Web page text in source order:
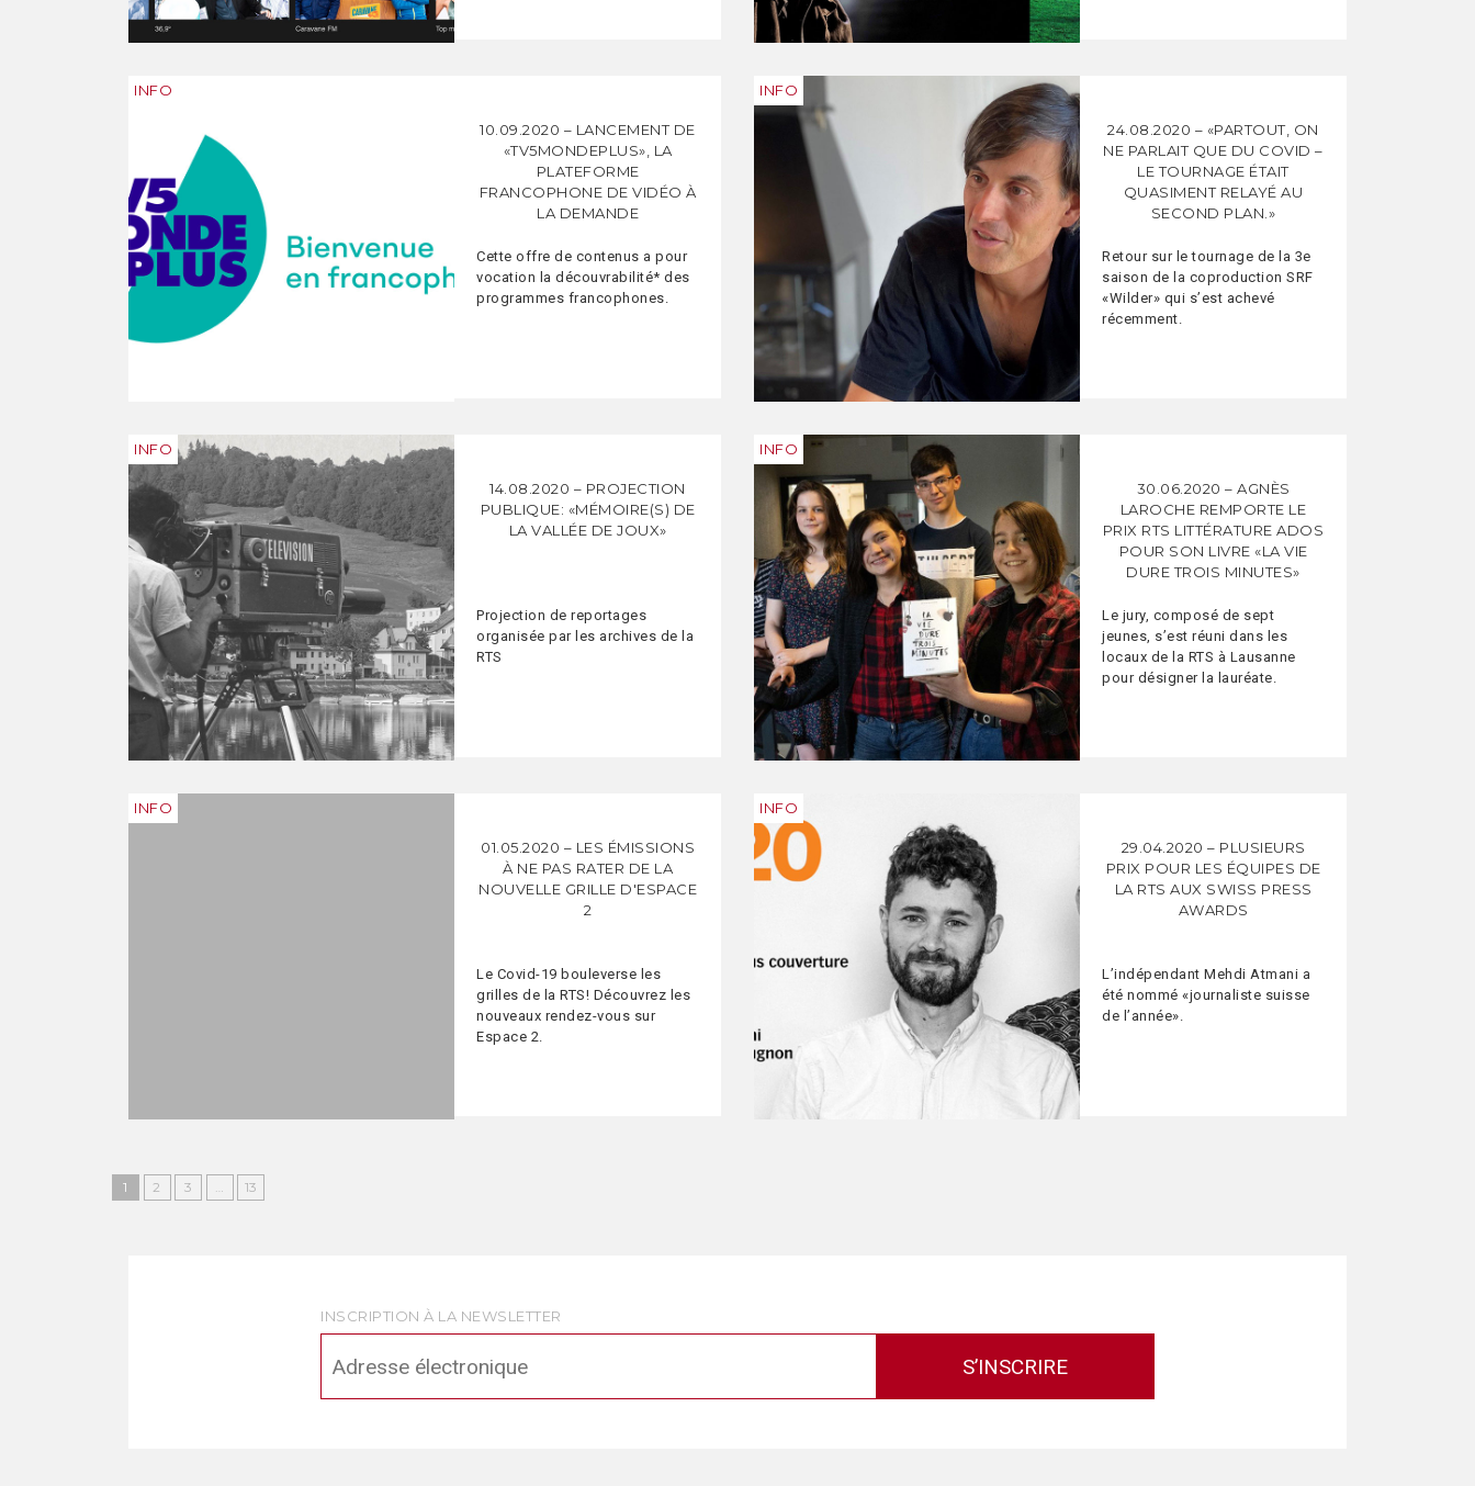
INFO
10.09.2020 – LANCEMENT DE
«TV5MONDEPLUS», LA
PLATEFORME
FRANCOPHONE DE VIDÉO À
LA DEMANDE
Cette offre de contenus a pour
vocation la découvrabilité* des
programmes francophones.
INFO
24.08.2020 – «PARTOUT, ON
NE PARLAIT QUE DU COVID –
LE TOURNAGE ÉTAIT
QUASIMENT RELAYÉ AU
SECOND PLAN.»
Retour sur le tournage de la 3e
saison de la coproduction SRF
«Wilder» qui s’est achevé
récemment.
INFO
14.08.2020 – PROJECTION
PUBLIQUE: «MÉMOIRE(S) DE
LA VALLÉE DE JOUX»
Projection de reportages
organisée par les archives de la
RTS
INFO
30.06.2020 – AGNÈS
LAROCHE REMPORTE LE
PRIX RTS LITTÉRATURE ADOS
POUR SON LIVRE «LA VIE
DURE TROIS MINUTES»
Le jury, composé de sept
jeunes, s’est réuni dans les
locaux de la RTS à Lausanne
pour désigner la lauréate.
INFO
01.05.2020 – LES ÉMISSIONS
À NE PAS RATER DE LA
NOUVELLE GRILLE D'ESPACE
2
Le Covid-19 bouleverse les
grilles de la RTS! Découvrez les
nouveaux rendez-vous sur
Espace 2.
INFO
29.04.2020 – PLUSIEURS
PRIX POUR LES ÉQUIPES DE
LA RTS AUX SWISS PRESS
AWARDS
L’indépendant Mehdi Atmani a
été nommé «journaliste suisse
de l’année».
1 2 3 … 13
INSCRIPTION À LA NEWSLETTER